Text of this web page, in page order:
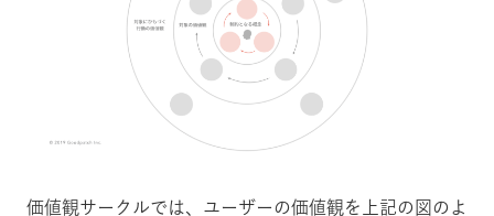
価値観サークルでは、ユーザーの価値観を上記の図のよ